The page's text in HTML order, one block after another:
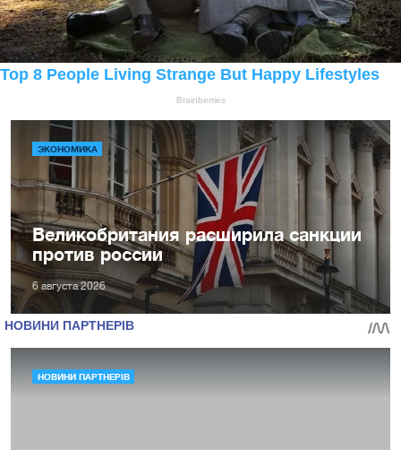
ЭКОНОМИКА
Великобритания расширила санкции
против россии
6 августа 2026